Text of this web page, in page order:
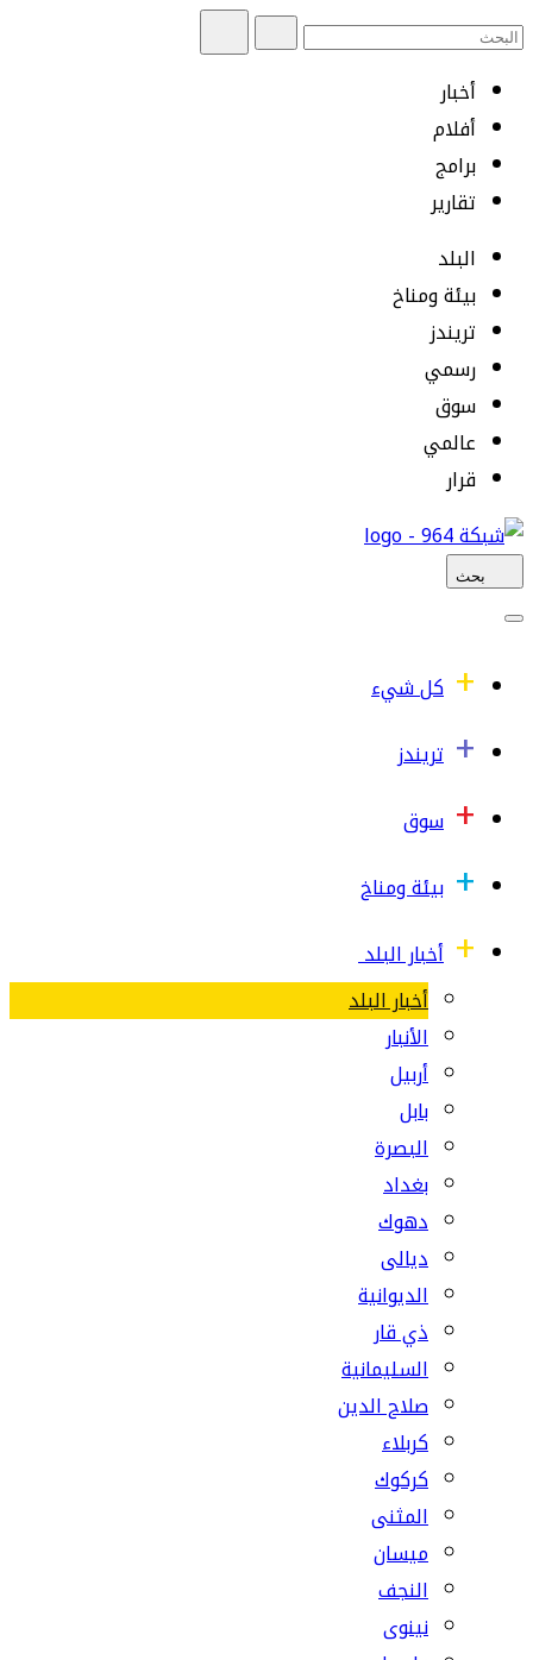
أخبار
أفلام
برامج
تقارير
البلد
بيئة ومناخ
تريندز
رسمي
سوق
عالمي
قرار
بحث
كل شيء
تريندز
سوق
بيئة ومناخ
أخبار البلد
أخبار البلد
الأنبار
أربيل
بابل
البصرة
بغداد
دهوك
ديالى
الديوانية
ذي قار
السليمانية
صلاح الدين
كربلاء
كركوك
المثنى
ميسان
النجف
نينوى